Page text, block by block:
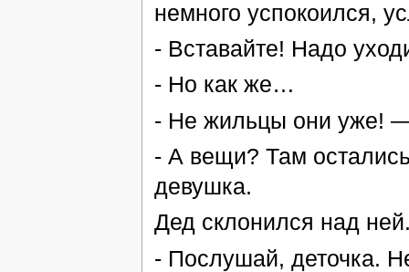
немного успокоился,
- Вставайте! Надо
- Но как же…
- Не жильцы они уже! —
- А вещи? Там
девушка.
Дед склонился над
- Послушай, деточка.